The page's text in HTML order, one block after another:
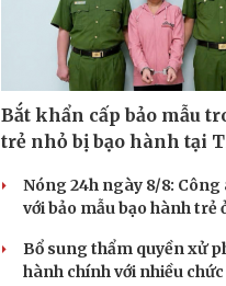
Bắt khẩn cấp bảo mẫu
trẻ nhỏ bị bạo hành tại
Nóng 24h ngày 8/8: Công
với bảo mẫu bạo hành trẻ
Bổ sung thẩm quyền xử
hành chính với nhiều